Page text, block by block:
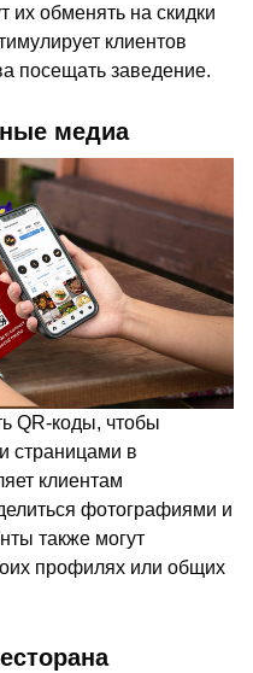
их обменять на скидки
клиентов
посещать заведение.
медиа
QR-коды, чтобы
страницами в
клиентам
фотографиями и
также могут
профилях или общих